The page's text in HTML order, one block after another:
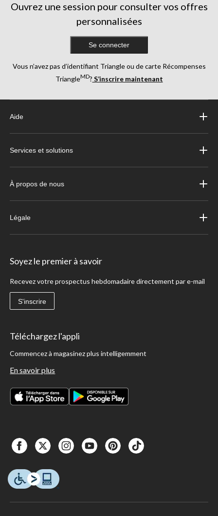
Ouvrez une session pour consulter vos offres
personnalisées
Se connecter
Vous n’avez pas d’identifiant Triangle ou de carte Récompenses
TriangleMD? S’inscrire maintenant
Aide
Services et solutions
À propos de nous
Légale
Soyez le premier à savoir
Recevez votre prospectus hebdomadaire directement par e-mail
S'inscrire
Téléchargez l'appli
Commencez à magasinez plus intelligemment
En savoir plus